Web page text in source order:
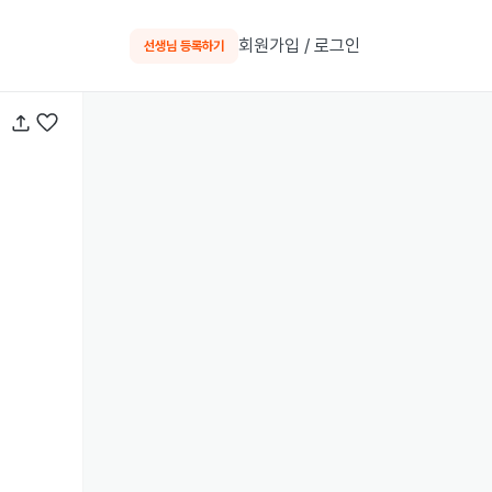
선생님 등록하기 회원가입 / 로그인